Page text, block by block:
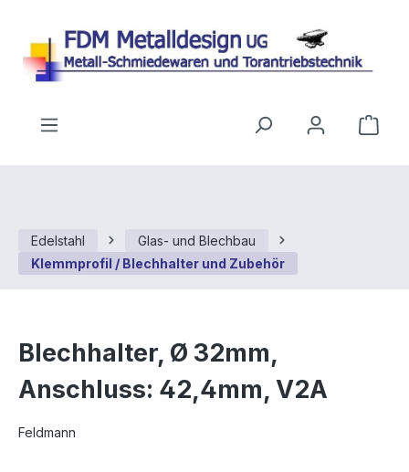
Edelstahl
Glas- und Blechbau
Klemmprofil / Blechhalter und Zubehör
Blechhalter, Ø 32mm,
Anschluss: 42,4mm, V2A
Feldmann